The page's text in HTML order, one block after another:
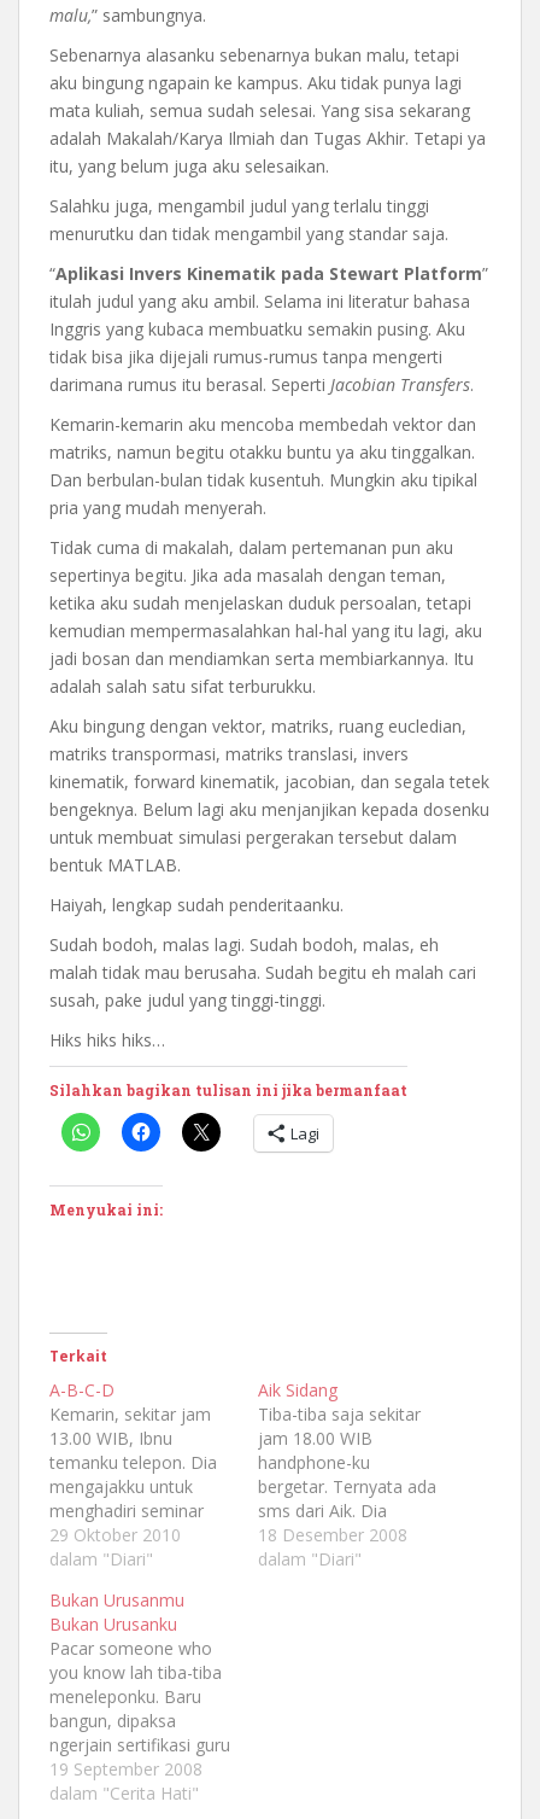
malu,” sambungnya.
Sebenarnya alasanku sebenarnya bukan malu, tetapi
aku bingung ngapain ke kampus. Aku tidak punya lagi
mata kuliah, semua sudah selesai. Yang sisa sekarang
adalah Makalah/Karya Ilmiah dan Tugas Akhir. Tetapi ya
itu, yang belum juga aku selesaikan.
Salahku juga, mengambil judul yang terlalu tinggi
menurutku dan tidak mengambil yang standar saja.
“Aplikasi Invers Kinematik pada Stewart Platform”
itulah judul yang aku ambil. Selama ini literatur bahasa
Inggris yang kubaca membuatku semakin pusing. Aku
tidak bisa jika dijejali rumus-rumus tanpa mengerti
darimana rumus itu berasal. Seperti Jacobian Transfers.
Kemarin-kemarin aku mencoba membedah vektor dan
matriks, namun begitu otakku buntu ya aku tinggalkan.
Dan berbulan-bulan tidak kusentuh. Mungkin aku tipikal
pria yang mudah menyerah.
Tidak cuma di makalah, dalam pertemanan pun aku
sepertinya begitu. Jika ada masalah dengan teman,
ketika aku sudah menjelaskan duduk persoalan, tetapi
kemudian mempermasalahkan hal-hal yang itu lagi, aku
jadi bosan dan mendiamkan serta membiarkannya. Itu
adalah salah satu sifat terburukku.
Aku bingung dengan vektor, matriks, ruang eucledian,
matriks transpormasi, matriks translasi, invers
kinematik, forward kinematik, jacobian, dan segala tetek
bengeknya. Belum lagi aku menjanjikan kepada dosenku
untuk membuat simulasi pergerakan tersebut dalam
bentuk MATLAB.
Haiyah, lengkap sudah penderitaanku.
Sudah bodoh, malas lagi. Sudah bodoh, malas, eh
malah tidak mau berusaha. Sudah begitu eh malah cari
susah, pake judul yang tinggi-tinggi.
Hiks hiks hiks…
Silahkan bagikan tulisan ini jika bermanfaat
Lagi
Menyukai ini:
Terkait
A-B-C-D
Kemarin, sekitar jam
13.00 WIB, Ibnu
temanku telepon. Dia
mengajakku untuk
menghadiri seminar
proposal Pak Bos.
Cerita punya cerita,
pemaksaan di balik
semua itu.
Tersangkanya adalah
Nuril Annissa yang
memaksa Ibnu untuk
mengunjungi seminar
proposal Pak Bos
karena dia sendiri tidak
bisa. Ibnu yang tidak
29 Oktober 2010
dalam "Diari"
Aik Sidang
Tiba-tiba saja sekitar
jam 18.00 WIB
handphone-ku
bergetar. Ternyata ada
sms dari Aik. Dia
mengabarkan bahwa
besok, 18 Desember
18 Desember 2008
dalam "Diari"
Bukan Urusanmu
Bukan Urusanku
Pacar someone who
you know lah tiba-tiba
meneleponku. Baru
bangun, dipaksa
ngerjain sertifikasi guru
oleh mamak, sedang
ngenet, tiba-tiba aku di
19 September 2008
dalam "Cerita Hati"